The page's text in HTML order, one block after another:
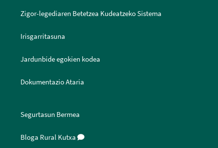
Zigor-legediaren Betetzea Kudeatzeko Sistema
Irisgarritasuna
Jardunbide egokien kodea
Dokumentazio Ataria
Segurtasun Bermea
Bloga Rural Kutxa